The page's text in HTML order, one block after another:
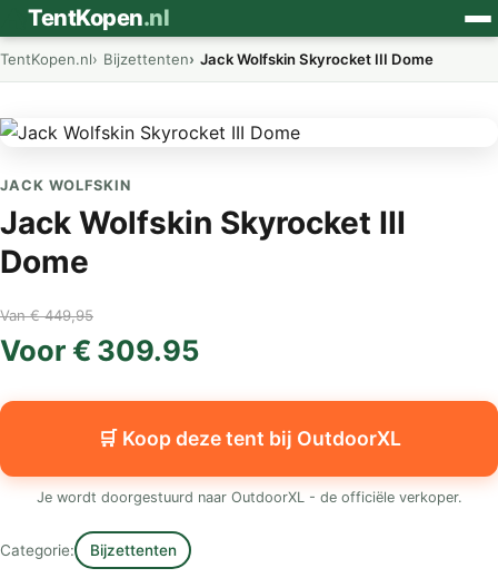
TentKopen.nl
TentKopen.nl Bijzettenten Jack Wolfskin Skyrocket III Dome
JACK WOLFSKIN
Jack Wolfskin Skyrocket III
Dome
Van € 449,95
Voor € 309.95
🛒 Koop deze tent bij OutdoorXL
Je wordt doorgestuurd naar OutdoorXL - de officiële verkoper.
Categorie: Bijzettenten